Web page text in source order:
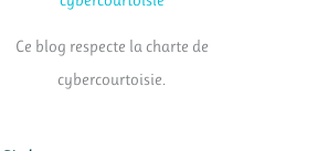
Ce blog respecte la charte de
cybercourtoisie.